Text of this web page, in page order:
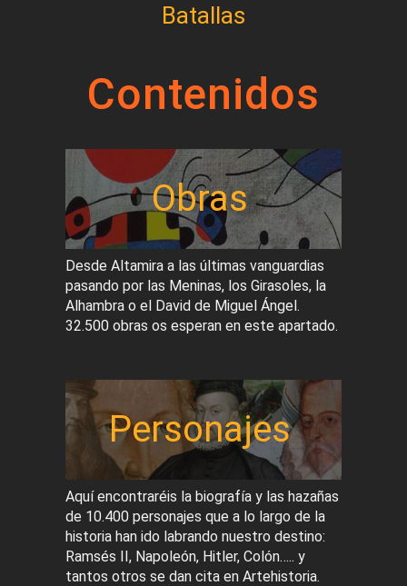
Batallas
Contenidos
Obras
Desde Altamira a las últimas vanguardias
pasando por las Meninas, los Girasoles, la
Alhambra o el David de Miguel Ángel.
32.500 obras os esperan en este apartado.
Personajes
Aquí encontraréis la biografía y las hazañas
de 10.400 personajes que a lo largo de la
historia han ido labrando nuestro destino:
Ramsés II, Napoleón, Hitler, Colón….. y
tantos otros se dan cita en Artehistoria.